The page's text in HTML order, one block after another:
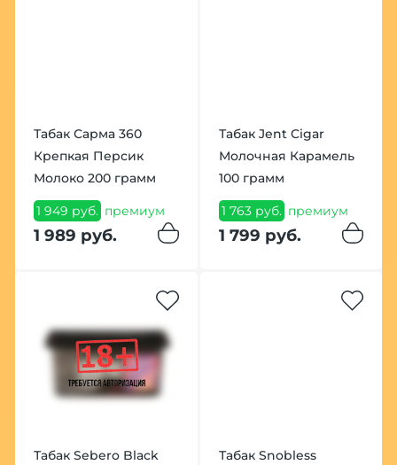
Табак Сарма 360
Крепкая Персик
Молоко 200 грамм
1 949 руб. премиум
1 989 руб.
Табак Jent Cigar
Молочная Карамель
100 грамм
1 763 руб. премиум
1 799 руб.
Табак Sebero Black
Табак Snobless